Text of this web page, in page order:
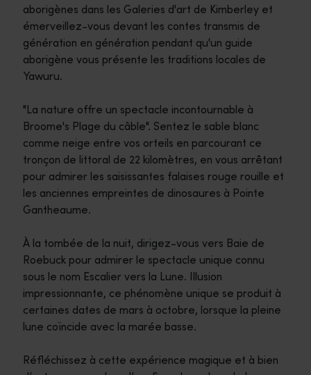
aborigènes dans les Galeries d'art de Kimberley et
émerveillez-vous devant les contes transmis de
génération en génération pendant qu'un guide
aborigène vous présente les traditions locales de
Yawuru.
"La nature offre un spectacle incontournable à
Broome's Plage du câble". Sentez le sable blanc
comme neige entre vos orteils en parcourant ce
tronçon de littoral de 22 kilomètres, en vous arrêtant
pour admirer les saisissantes falaises rouge rouille et
les anciennes empreintes de dinosaures à Pointe
Gantheaume.
À la tombée de la nuit, dirigez-vous vers Baie de
Roebuck pour admirer le spectacle unique connu
sous le nom Escalier vers la Lune. Illusion
impressionnante, ce phénomène unique se produit à
certaines dates de mars à octobre, lorsque la pleine
lune coïncide avec la marée basse.
Réfléchissez à cette expérience magique et à bien